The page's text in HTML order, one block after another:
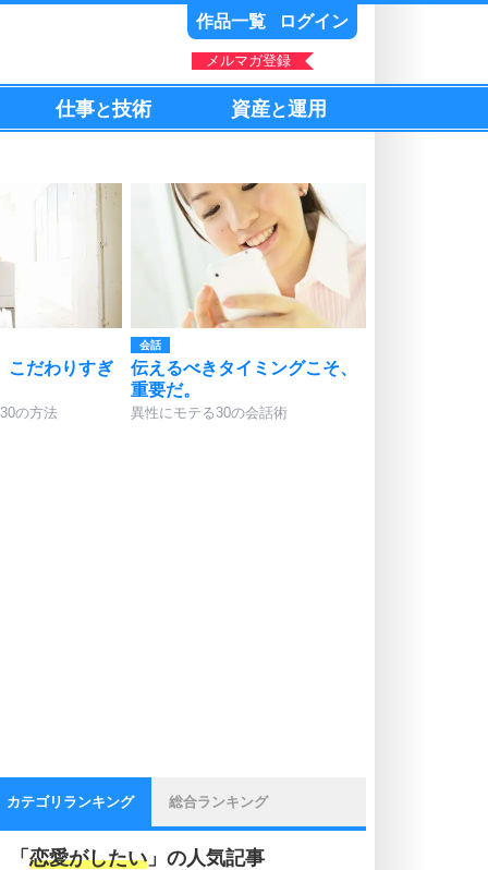
作品一覧 ログイン
メルマガ登録
仕事と技術 資産と運用
こだわりすぎ
の方法
会話
伝えるべきタイミングこそ、
重要だ。
異性にモテる30の会話術
カテゴリランキング 総合ランキング
「 恋愛がしたい 」の人気記事